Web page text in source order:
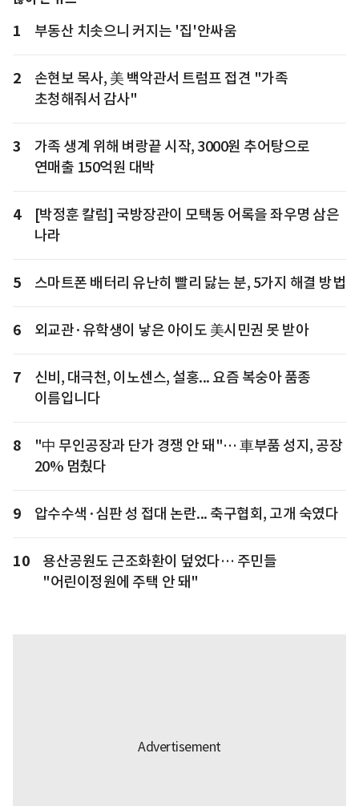
1 부동산 치솟으니 커지는 '집'안싸움
2
손현보 목사, 美 백악관서 트럼프 접견 "가족
초청해줘서 감사"
3
가족 생계 위해 벼랑끝 시작, 3000원 추어탕으로
연매출 150억원 대박
4
[박정훈 칼럼] 국방장관이 모택동 어록을 좌우명 삼은
나라
5 스마트폰 배터리 유난히 빨리 닳는 분, 5가지 해결 방법
6 외교관·유학생이 낳은 아이도 美시민권 못 받아
7
신비, 대극천, 이노센스, 설홍... 요즘 복숭아 품종
이름입니다
8
"中 무인공장과 단가 경쟁 안 돼"… 車부품 성지, 공장
20% 멈췄다
9 압수수색·심판 성 접대 논란... 축구협회, 고개 숙였다
10
용산공원도 근조화환이 덮었다… 주민들
"어린이정원에 주택 안 돼"